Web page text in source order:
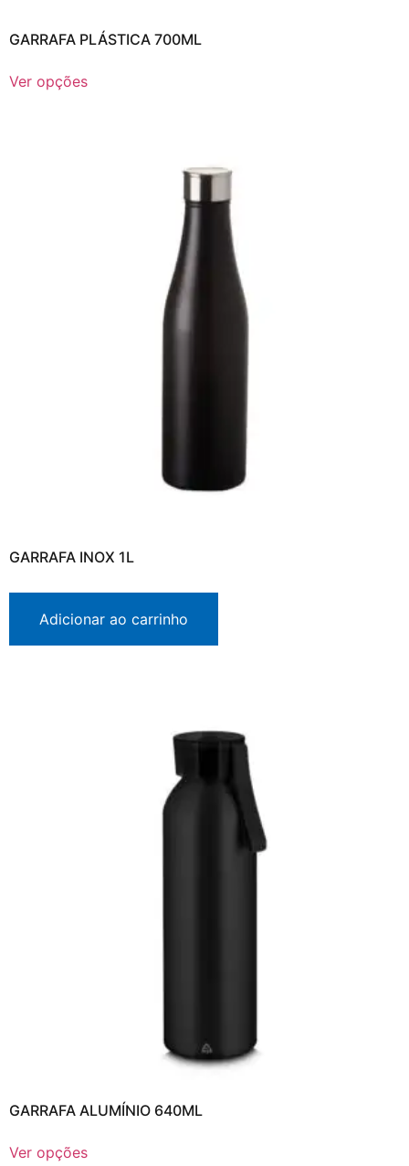
GARRAFA PLÁSTICA 700ML
Ver opções
GARRAFA INOX 1L
Adicionar ao carrinho
GARRAFA ALUMÍNIO 640ML
Ver opções